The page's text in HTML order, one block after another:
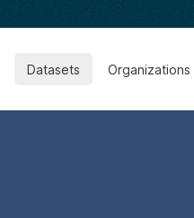
Datasets Organizations